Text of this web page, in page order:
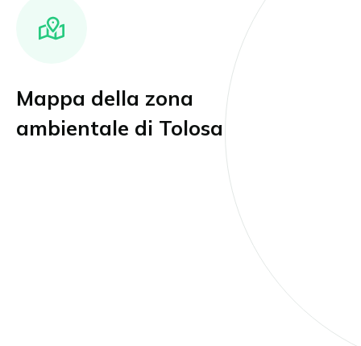
Mappa della zona
ambientale di Tolosa